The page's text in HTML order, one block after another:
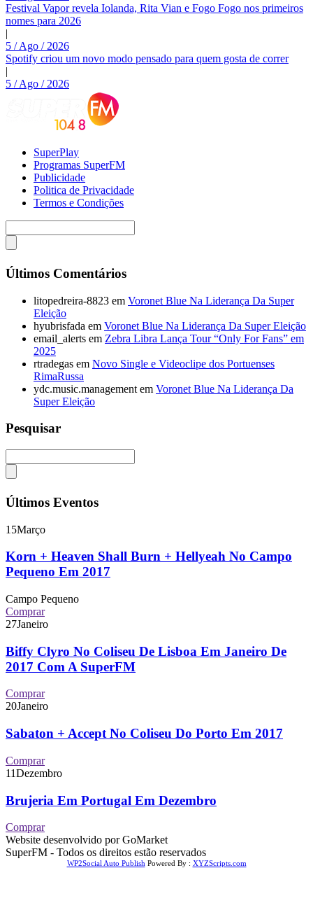
Festival Vapor revela Iolanda, Rita Vian e Fogo Fogo nos primeiros
nomes para 2026
|
5 / Ago / 2026
Spotify criou um novo modo pensado para quem gosta de correr
|
5 / Ago / 2026
SuperPlay
Programas SuperFM
Publicidade
Politica de Privacidade
Termos e Condições
Últimos Comentários
litopedreira-8823 em Voronet Blue Na Liderança Da Super
Eleição
hyubrisfada em Voronet Blue Na Liderança Da Super Eleição
email_alerts em Zebra Libra Lança Tour “Only For Fans” em
2025
rtradegas em Novo Single e Videoclipe dos Portuenses
RimaRussa
ydc.music.management em Voronet Blue Na Liderança Da
Super Eleição
Pesquisar
Últimos Eventos
15Março
Korn + Heaven Shall Burn + Hellyeah No Campo
Pequeno Em 2017
Campo Pequeno
Comprar
27Janeiro
Biffy Clyro No Coliseu De Lisboa Em Janeiro De
2017 Com A SuperFM
Comprar
20Janeiro
Sabaton + Accept No Coliseu Do Porto Em 2017
Comprar
11Dezembro
Brujeria Em Portugal Em Dezembro
Comprar
Website desenvolvido por GoMarket
SuperFM - Todos os direitos estão reservados
WP2Social Auto Publish Powered By : XYZScripts.com